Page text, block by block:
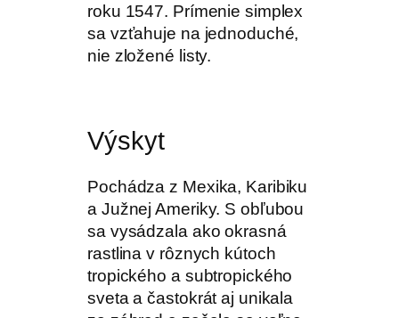
roku 1547. Prímenie simplex
sa vzťahuje na jednoduché,
nie zložené listy.
Výskyt
Pochádza z Mexika, Karibiku
a Južnej Ameriky. S obľubou
sa vysádzala ako okrasná
rastlina v rôznych kútoch
tropického a subtropického
sveta a častokrát aj unikala